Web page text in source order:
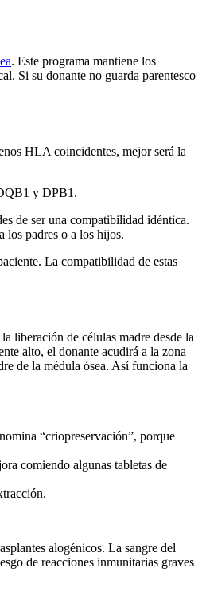
. Este programa mantiene los
Si su donante no guarda parentesco
HLA coincidentes, mejor será la
y DPB1.
de ser una compatibilidad idéntica.
los padres o a los hijos.
La compatibilidad de estas
liberación de células madre desde la
alto, el donante acudirá a la zona
de la médula ósea. Así funciona la
“criopreservación”, porque
comiendo algunas tabletas de
alogénicos. La sangre del
de reacciones inmunitarias graves